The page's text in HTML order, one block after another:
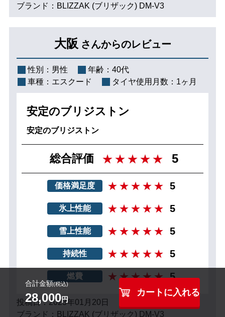
合計金額(税込)
28,000円
カートに入れる
ブランド：BLIZZAK (ブリザック) DM-V3
大阪 さんからのレビュー
性別： 男性 年齢： 40代
車種： エスクード タイヤ使用月数： 1ヶ月
安定のブリジストン
安定のブリジストン
総合評価 5
価格満足度 5
氷上性能 5
雪上性能 5
持続性 5
燃費 5
投稿日：2023年01月20日
ブランド：BLIZZAK (ブリザック) DM-V3